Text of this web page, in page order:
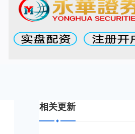
相关更新